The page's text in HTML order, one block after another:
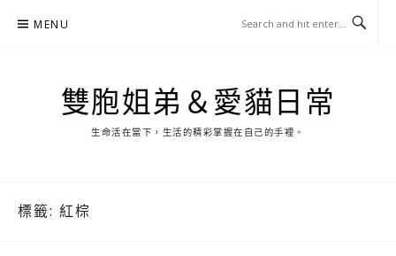
MENU
雙胞姐弟＆愛貓日常
生命活在當下，生活的精彩掌握在自己的手裡。
標籤: 紅棕